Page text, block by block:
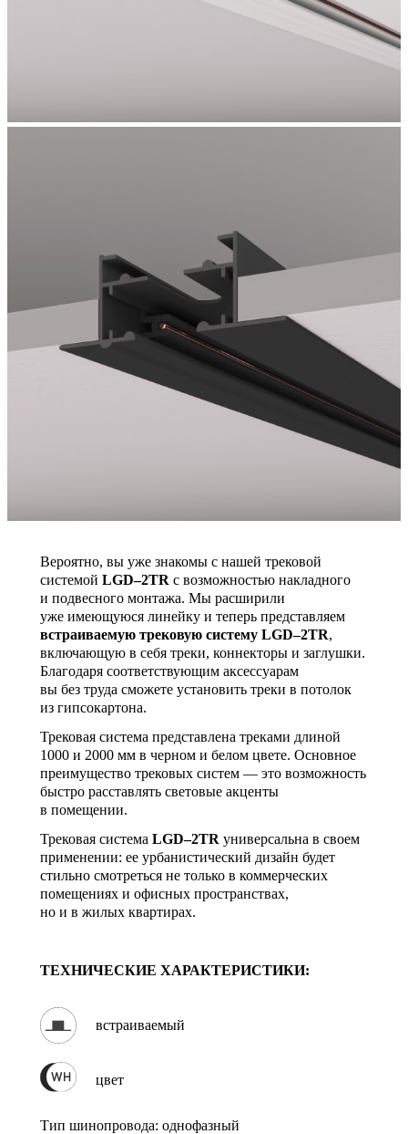
Вероятно, вы уже знакомы с нашей трековой
системой LGD–2TR с возможностью накладного
и подвесного монтажа. Мы расширили
уже имеющуюся линейку и теперь представляем
встраиваемую трековую систему LGD–2TR,
включающую в себя треки, коннекторы и заглушки.
Благодаря соответствующим аксессуарам
вы без труда сможете установить треки в потолок
из гипсокартона.
Трековая система представлена треками длиной
1000 и 2000 мм в черном и белом цвете. Основное
преимущество трековых систем — это возможность
быстро расставлять световые акценты
в помещении.
Трековая система LGD–2TR универсальна в своем
применении: ее урбанистический дизайн будет
стильно смотреться не только в коммерческих
помещениях и офисных пространствах,
но и в жилых квартирах.
ТЕХНИЧЕСКИЕ ХАРАКТЕРИСТИКИ:
встраиваемый
цвет
Тип шинопровода: однофазный